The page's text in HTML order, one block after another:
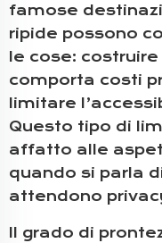
famose
ripide possono
le cose:
comporta costi
limitare
Questo tipo di
affatto alle
quando si parla
attendono
Il grado di